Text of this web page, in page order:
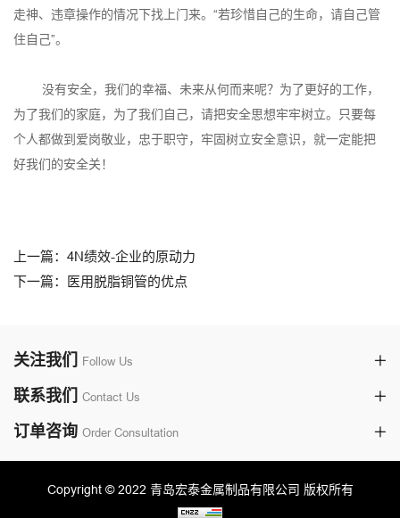
走神、违章操作的情况下找上门来。“若珍惜自己的生命，请自己管
住自己”。
没有安全，我们的幸福、未来从何而来呢？为了更好的工作，
为了我们的家庭，为了我们自己，请把安全思想牢牢树立。只要每
个人都做到爱岗敬业，忠于职守，牢固树立安全意识，就一定能把
好我们的安全关！
上一篇：4N绩效-企业的原动力
下一篇：医用脱脂铜管的优点
关注我们 Follow Us
联系我们 Contact Us
订单咨询 Order Consultation
Copyright © 2022 青岛宏泰金属制品有限公司 版权所有